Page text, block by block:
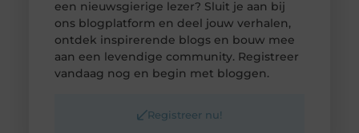
een nieuwsgierige lezer? Sluit je aan bij
ons blogplatform en deel jouw verhalen,
ontdek inspirerende blogs en bouw mee
aan een levendige community. Registreer
vandaag nog en begin met bloggen.
Registreer nu!